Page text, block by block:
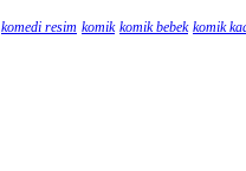
komedi resim komik komik bebek komik